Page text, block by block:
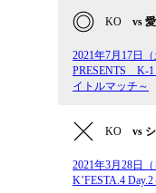
KO vs
2021年7月17日
PRESENTS K-1
イトルマッチ～
KO vs
2021年3月28日
K’FESTA.4 Day.2